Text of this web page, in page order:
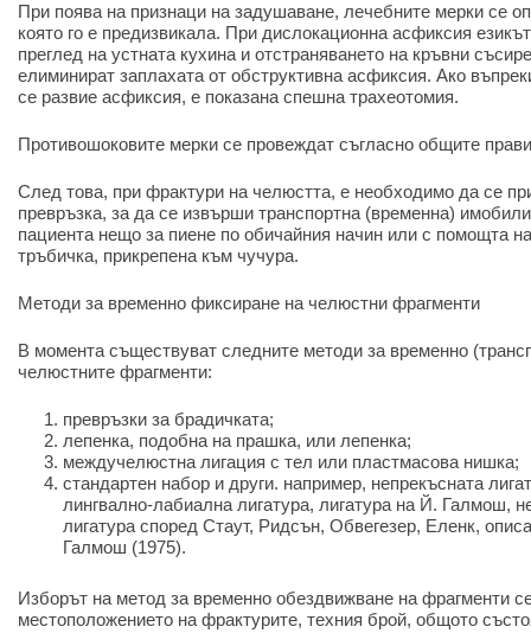
При поява на признаци на задушаване, лечебните мерки се
която го е предизвикала. При дислокационна асфиксия
преглед на устната кухина и отстраняването на кръвни
елиминират заплахата от обструктивна асфиксия. Ако
се развие асфиксия, е показана спешна трахеотомия.
Противошоковите мерки се провеждат съгласно общите
След това, при фрактури на челюстта, е необходимо да се
превръзка, за да се извърши транспортна (временна)
пациента нещо за пиене по обичайния начин или с помощта
тръбичка, прикрепена към чучура.
Методи за временно фиксиране на челюстни фрагменти
В момента съществуват следните методи за временно
челюстните фрагменти:
превръзки за брадичката;
лепенка, подобна на прашка, или лепенка;
междучелюстна лигация с тел или пластмасова нишка;
стандартен набор и други. например, непрекъсната
лингвално-лабиална лигатура, лигатура на Й. Галмош,
лигатура според Стаут, Ридсън, Обвегезер, Еленк,
Галмош (1975).
Изборът на метод за временно обездвижване на фрагменти
местоположението на фрактурите, техния брой, общото